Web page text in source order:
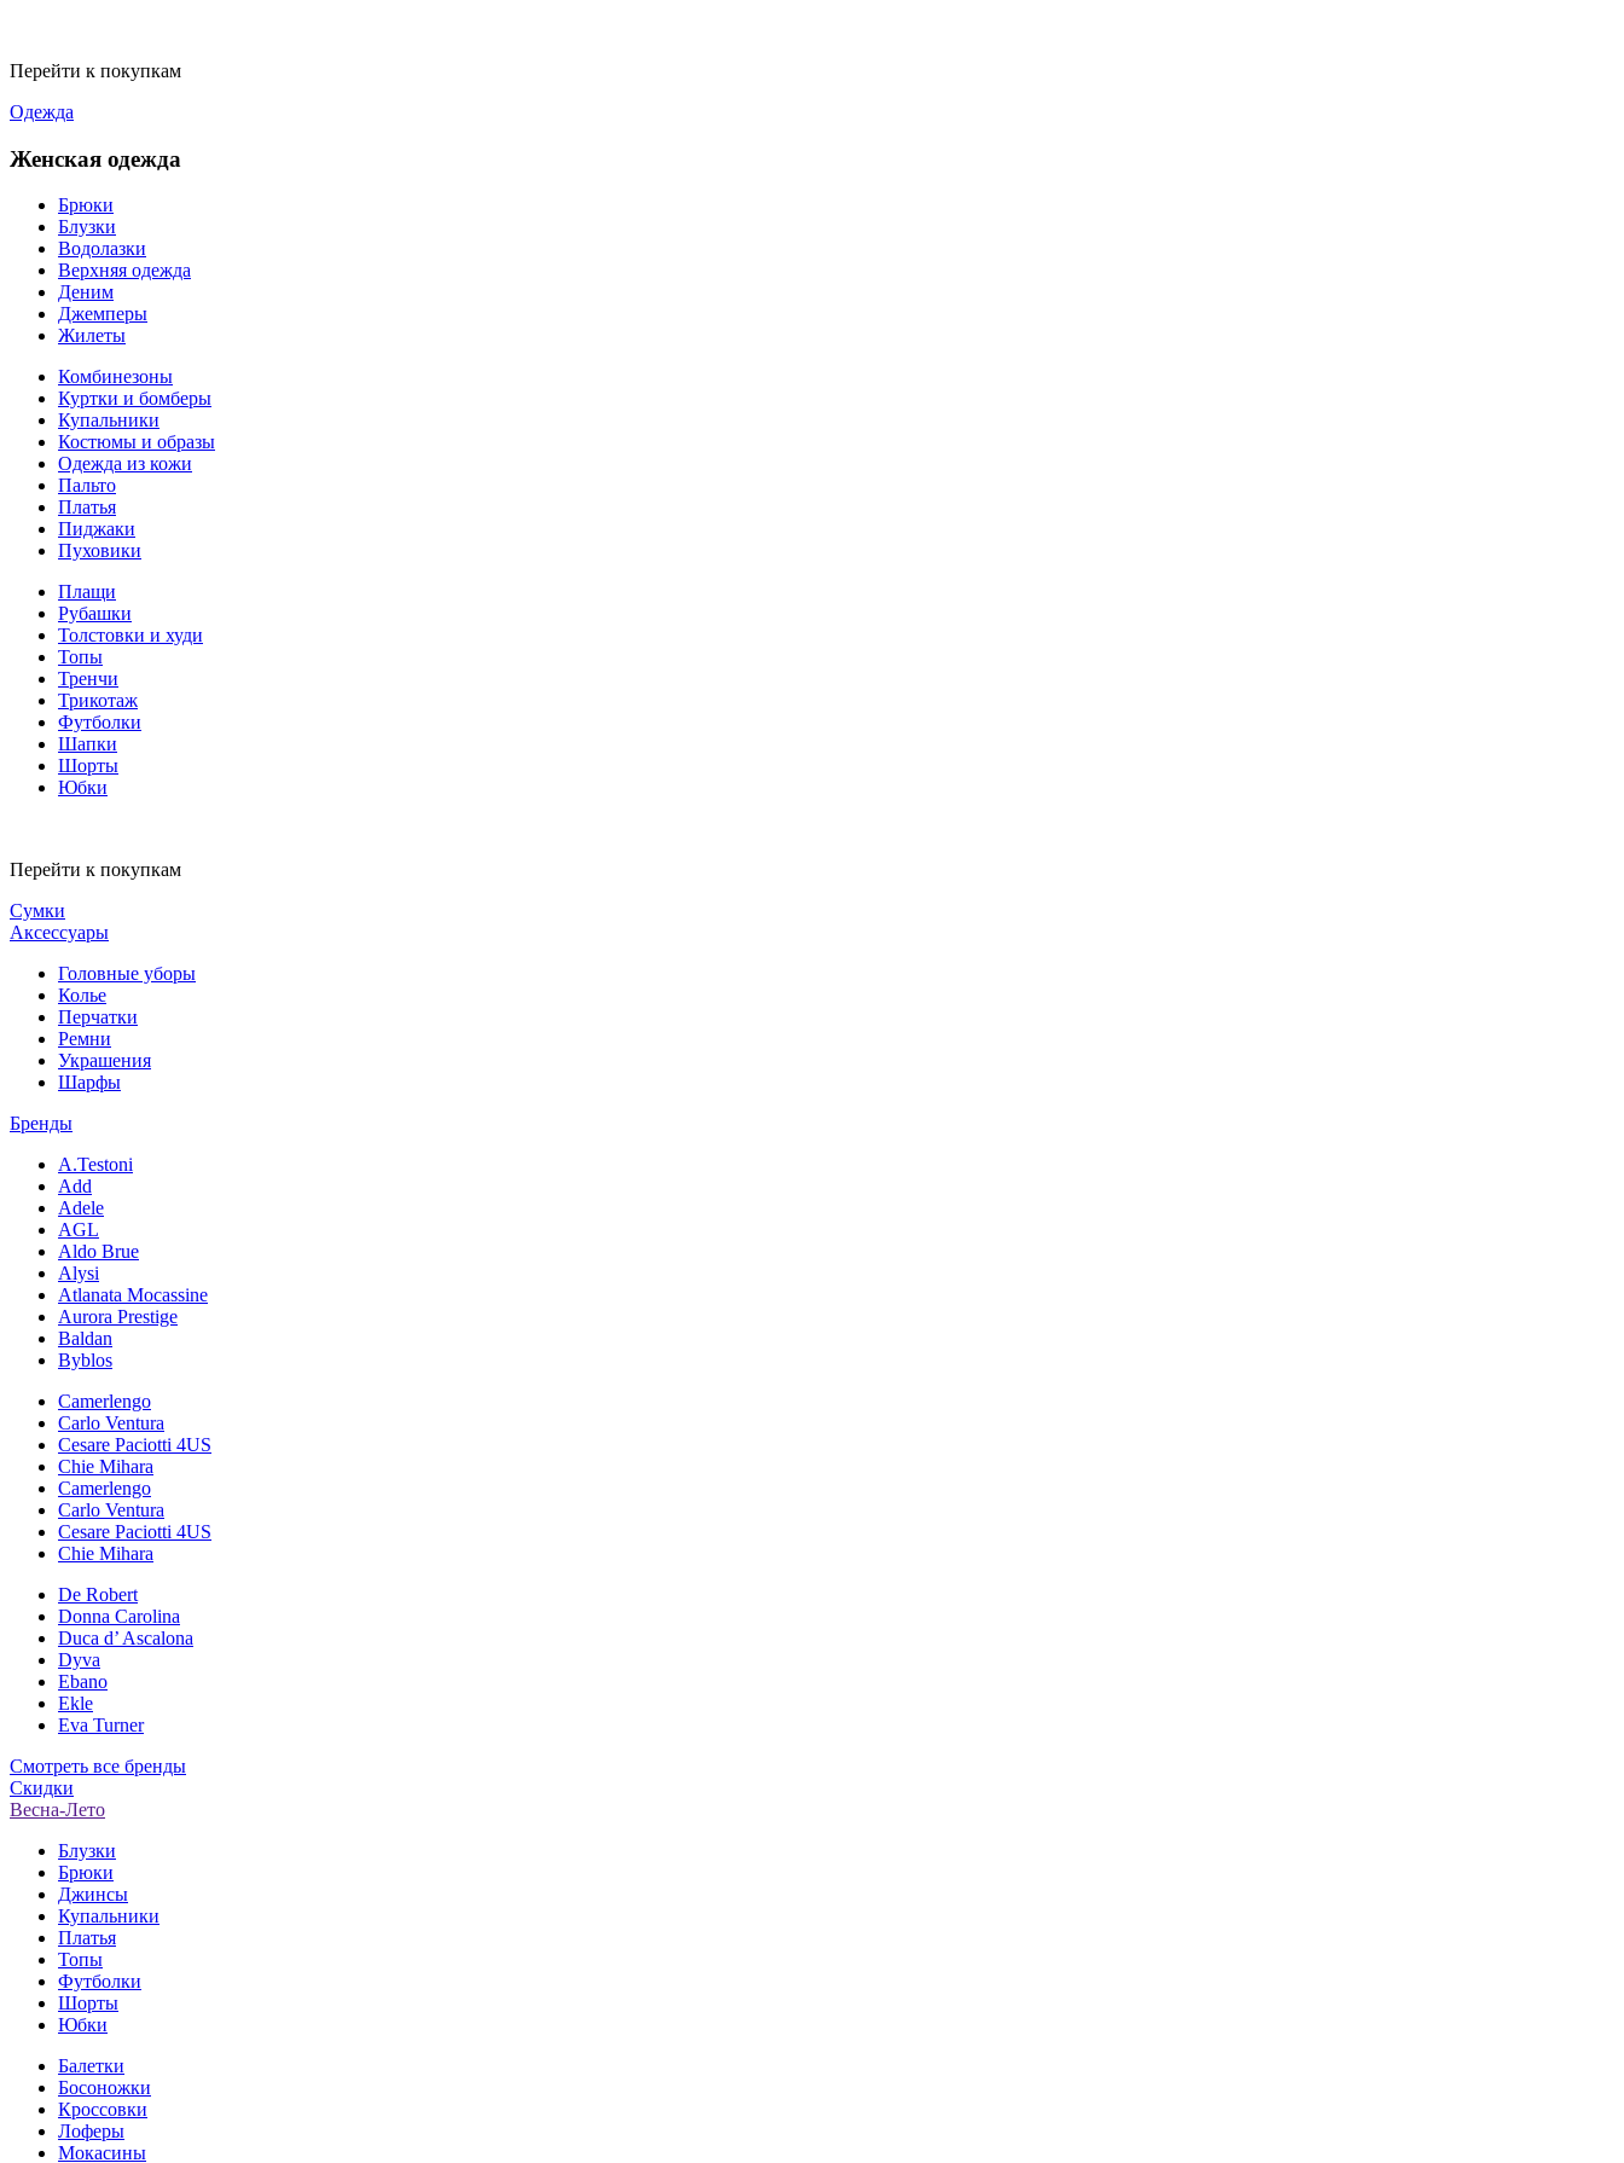
Перейти к покупкам
Одежда
Женская одежда
Брюки
Блузки
Водолазки
Верхняя одежда
Деним
Джемперы
Жилеты
Комбинезоны
Куртки и бомберы
Купальники
Костюмы и образы
Одежда из кожи
Пальто
Платья
Пиджаки
Пуховики
Плащи
Рубашки
Толстовки и худи
Топы
Тренчи
Трикотаж
Футболки
Шапки
Шорты
Юбки
Перейти к покупкам
Сумки
Аксессуары
Головные уборы
Колье
Перчатки
Ремни
Украшения
Шарфы
Бренды
A.Testoni
Add
Adele
AGL
Aldo Brue
Alysi
Atlanata Mocassine
Aurora Prestige
Baldan
Byblos
Camerlengo
Carlo Ventura
Cesare Paciotti 4US
Chie Mihara
Camerlengo
Carlo Ventura
Cesare Paciotti 4US
Chie Mihara
De Robert
Donna Carolina
Duca d’ Ascalona
Dyva
Ebano
Ekle
Eva Turner
Смотреть все бренды
Скидки
Весна-Лето
Блузки
Брюки
Джинсы
Купальники
Платья
Топы
Футболки
Шорты
Юбки
Балетки
Босоножки
Кроссовки
Лоферы
Мокасины